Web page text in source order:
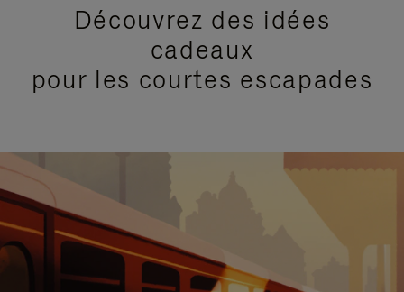
Découvrez des idées
cadeaux
pour les courtes escapades